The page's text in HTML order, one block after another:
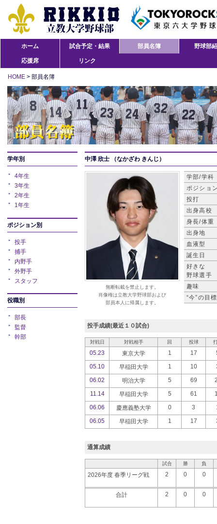
ホーム 試合予定・結果 部員名簿 野球部
応援席 リンク
HOME > 部員名簿
学年別
4年生
3年生
2年生
1年生
ポジション別
投手
捕手
内野手
外野手
スタッフ
役職別
部長
監督
幹部
中澤 欣士 （なかざわ きんじ）
無断転載を禁止します。
肖像権は立教大学野球部および
部員本人に帰属します。
学部/学科
ポジショ
投打
出身高校
身長/体重
出身地
血液型
誕生日
好きな
野球選手
趣味
“今”の目標
投手成績(最近１０試合)
対戦日 対戦相手 回 投球
05.23 東京大学 1 17
05.10
早稲田大学 1 10
06.02
明治大学 5 69
11.14
早稲田大学 5 61
06.06
慶應義塾大学 0 3
06.05
早稲田大学 1 17
通算成績
試合 勝 負
2026年度 春季リーグ戦 2 0 0
合計 2 0 0